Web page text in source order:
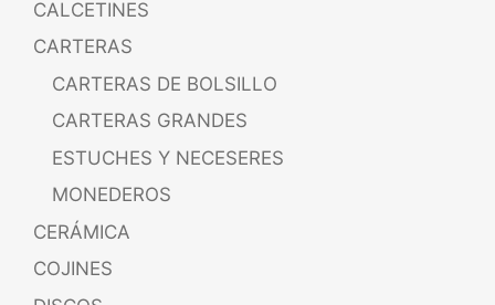
CALCETINES
CARTERAS
CARTERAS DE BOLSILLO
CARTERAS GRANDES
ESTUCHES Y NECESERES
MONEDEROS
CERÁMICA
COJINES